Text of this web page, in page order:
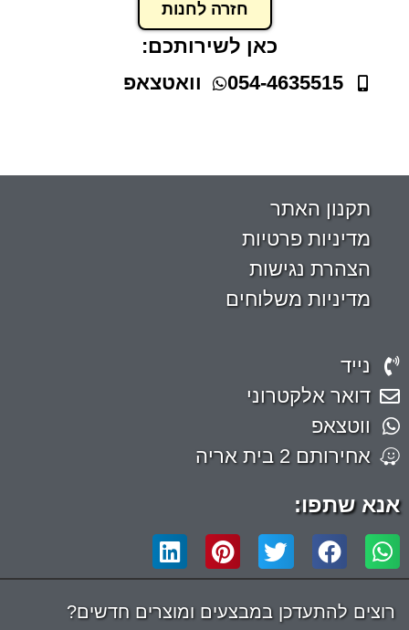
חזרה לחנות
כאן לשירותכם:
054-4635515
וואטצאפ
תקנון האתר
מדיניות פרטיות
הצהרת נגישות
מדיניות משלוחים
נייד
דואר אלקטרוני
ווטצאפ
אחירותם 2 בית אריה
אנא שתפו:
רוצים להתעדכן במבצעים ומוצרים חדשים?